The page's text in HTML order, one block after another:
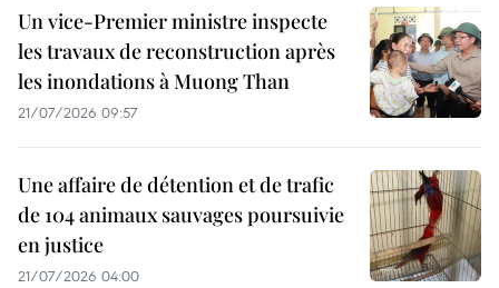
Un vice-Premier ministre inspecte
les travaux de reconstruction après
les inondations à Muong Than
21/07/2026 09:57
Une affaire de détention et de trafic
de 104 animaux sauvages poursuivie
en justice
21/07/2026 04:00